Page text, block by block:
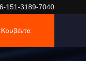
151-3189-7040
Κουβέντα